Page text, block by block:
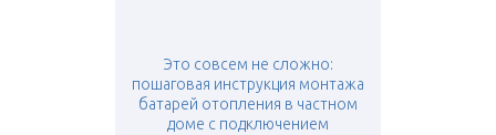
Это совсем не сложно:
пошаговая инструкция монтажа
батарей отопления в частном
доме с подключением